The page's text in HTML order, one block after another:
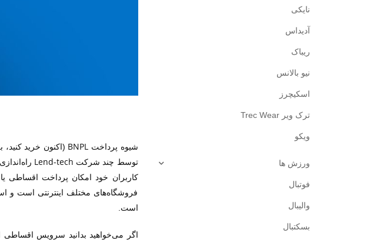
نایکی
آدیداس
ریباک
نیو بالانس
اسکیچرز
ترک ویر Trec Wear
ویکو
ورزش ‌ها
فوتبال
والیبال
بسکتبال
شیوه پرداخت BNPL (اکنون خرید
توسط چند شرکت Lend-tech
کاربران خود امکان پرداخت اقساطی یا
فروشگاه‌های مختلف اینترنتی است و
است.
اگر می‌خواهید بدانید سرویس